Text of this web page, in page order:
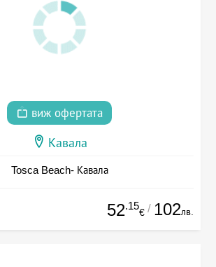
виж офертата
Кавала
Tosca Beach- Кавала
52.15
€ / 102лв.